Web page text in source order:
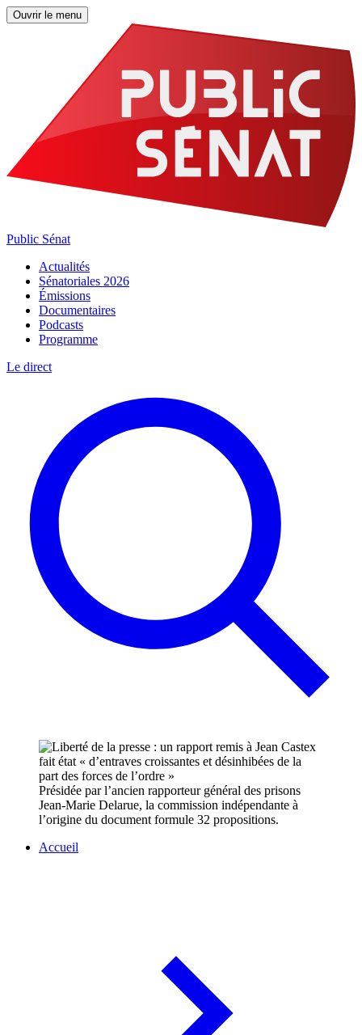
Ouvrir le menu
Public Sénat
Actualités
Sénatoriales 2026
Émissions
Documentaires
Podcasts
Programme
Le direct
Présidée par l’ancien rapporteur général des prisons
Jean-Marie Delarue, la commission indépendante à
l’origine du document formule 32 propositions.
Accueil